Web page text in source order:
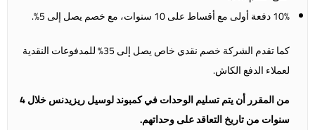
10% دفعة أولى مع أقساط على 10 سنوات، مع خصم يصل إلى 5%.
كما تقدم الشركة خصم نقدي خاص يصل إلى 35% للمدفوعات النقدية
لعملاء الدفع الكاش.
من المقرر أن يتم تسليم الوحدات في كمبوند لوسيل ريزيدنس خلال 4
سنوات من تاريخ التعاقد على وحداتهم.